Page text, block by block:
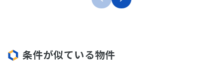
条件が似ている物件